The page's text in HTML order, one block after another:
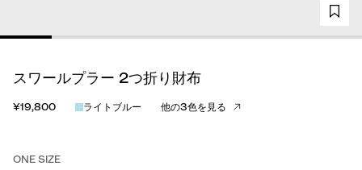
スワールプラー 2つ折り財布
¥19,800 ライトブルー 他の3色を見る
ONE SIZE